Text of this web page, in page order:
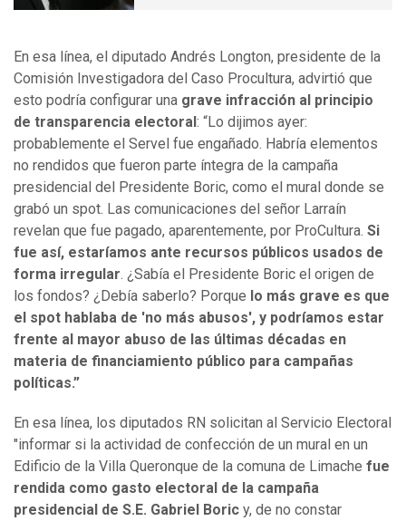
En esa línea, el diputado Andrés Longton, presidente de la
Comisión Investigadora del Caso Procultura, advirtió que
esto podría configurar una grave infracción al principio
de transparencia electoral : “Lo dijimos ayer:
probablemente el Servel fue engañado. Habría elementos
no rendidos que fueron parte íntegra de la campaña
presidencial del Presidente Boric, como el mural donde se
grabó un spot. Las comunicaciones del señor Larraín
revelan que fue pagado, aparentemente, por ProCultura. Si
fue así, estaríamos ante recursos públicos usados de
forma irregular. ¿Sabía el Presidente Boric el origen de
los fondos? ¿Debía saberlo? Porque lo más grave es que
el spot hablaba de 'no más abusos', y podríamos estar
frente al mayor abuso de las últimas décadas en
materia de financiamiento público para campañas
políticas.”
En esa línea, los diputados RN solicitan al Servicio Electoral
"informar si la actividad de confección de un mural en un
Edificio de la Villa Queronque de la comuna de Limache fue
rendida como gasto electoral de la campaña
presidencial de S.E. Gabriel Boric y, de no constar